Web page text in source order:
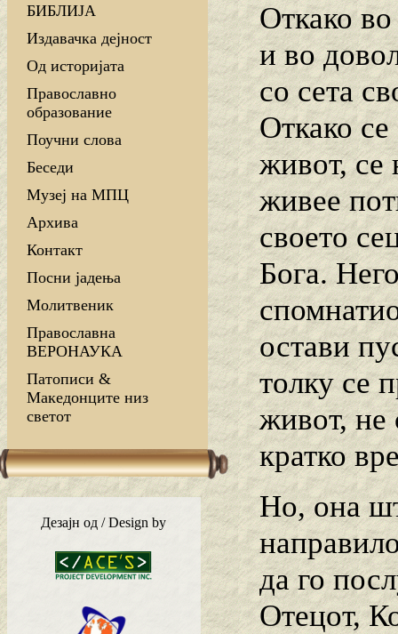
БИБЛИЈА
Издавачка дејност
Од историјата
Православно
образование
Поучни слова
Беседи
Музеј на МПЦ
Архива
Контакт
Посни јадења
Молитвеник
Православна
ВЕРОНАУКА
Патописи &
Македонците низ
светот
Дезајн од / Design by
Откако
и во
со сета
Откако
живот, се
живее
своето
Бога.
остави
толку се
живот, не
кратко
Но, она
да го
Отецот,